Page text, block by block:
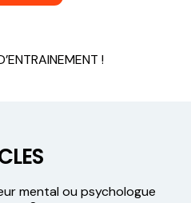
!
mental ou psychologue